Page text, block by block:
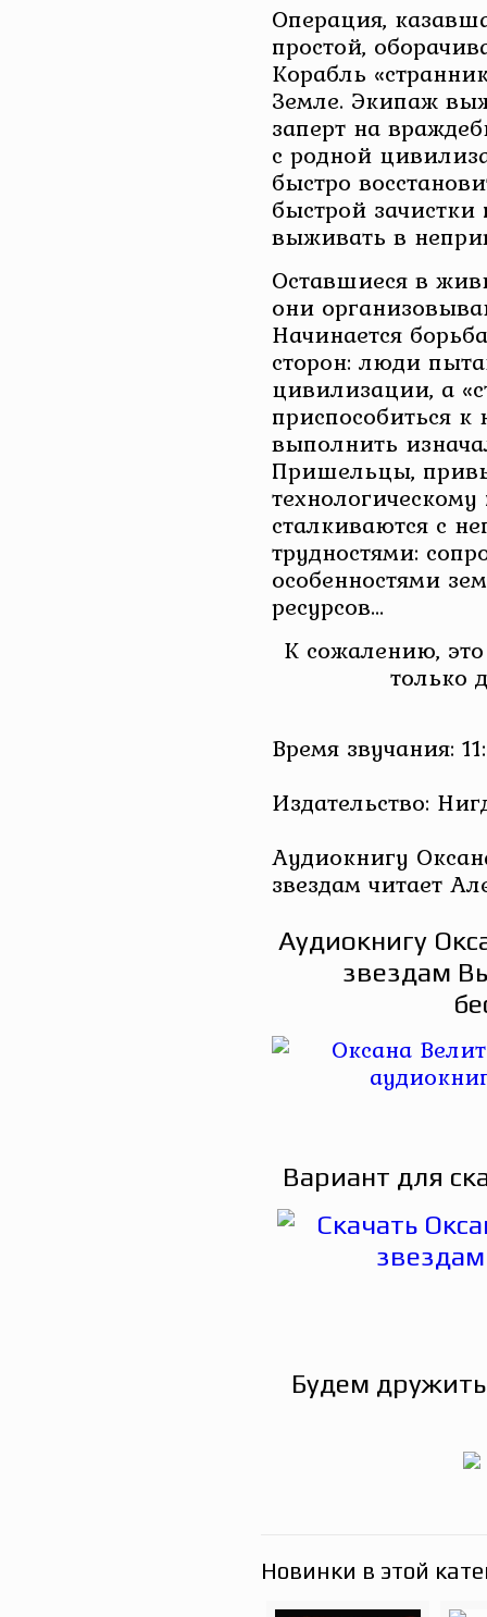
Операция,
простой,
Корабль
Земле. Экипаж
заперт на
с родной
быстро
быстрой
выживать в
Оставшиеся в
они
Начинается
сторон: люди
цивилизации, а
приспособиться
выполнить
Пришельцы,
технологическому
сталкиваются с
трудностями:
особенностями
ресурсов…
К сожалению,
только
Время звучания:
Издательство:
Аудиокнигу
звездам читает
Аудиокнигу
звездам
Вариант для
Будем
Новинки в этой